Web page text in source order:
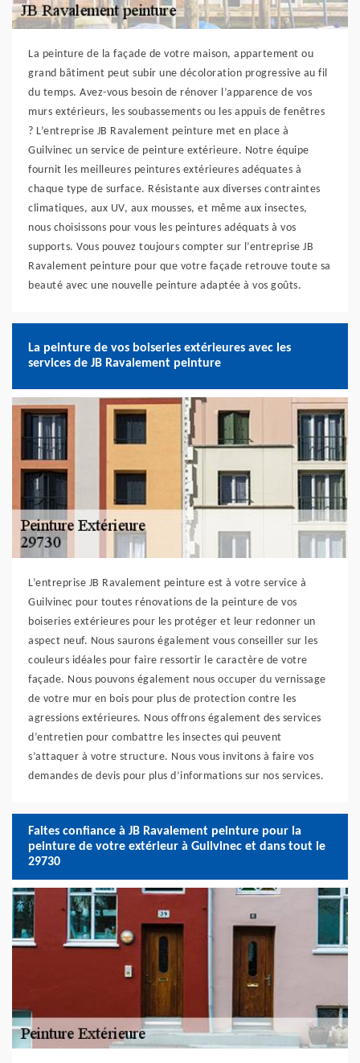
La peinture de la façade de votre maison, appartement ou
grand bâtiment peut subir une décoloration progressive au fil
du temps. Avez-vous besoin de rénover l’apparence de vos
murs extérieurs, les soubassements ou les appuis de fenêtres
? L’entreprise JB Ravalement peinture met en place à
Guilvinec un service de peinture extérieure. Notre équipe
fournit les meilleures peintures extérieures adéquates à
chaque type de surface. Résistante aux diverses contraintes
climatiques, aux UV, aux mousses, et même aux insectes,
nous choisissons pour vous les peintures adéquats à vos
supports. Vous pouvez toujours compter sur l’entreprise JB
Ravalement peinture pour que votre façade retrouve toute sa
beauté avec une nouvelle peinture adaptée à vos goûts.
La peinture de vos boiseries extérieures avec les
services de JB Ravalement peinture
L’entreprise JB Ravalement peinture est à votre service à
Guilvinec pour toutes rénovations de la peinture de vos
boiseries extérieures pour les protéger et leur redonner un
aspect neuf. Nous saurons également vous conseiller sur les
couleurs idéales pour faire ressortir le caractère de votre
façade. Nous pouvons également nous occuper du vernissage
de votre mur en bois pour plus de protection contre les
agressions extérieures. Nous offrons également des services
d’entretien pour combattre les insectes qui peuvent
s’attaquer à votre structure. Nous vous invitons à faire vos
demandes de devis pour plus d’informations sur nos services.
Faites confiance à JB Ravalement peinture pour la
peinture de votre extérieur à Guilvinec et dans tout le
29730